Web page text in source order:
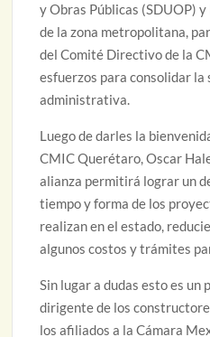
y Obras Públicas (SDUOP)
de la zona metropolitana,
del Comité Directivo de la
esfuerzos para consolidar
administrativa.
Luego de darles la
CMIC Querétaro, Oscar
alianza permitirá lograr un
tiempo y forma de los
realizan en el estado,
algunos costos y trámites
Sin lugar a dudas esto es un
dirigente de los
los afiliados a la Cámara